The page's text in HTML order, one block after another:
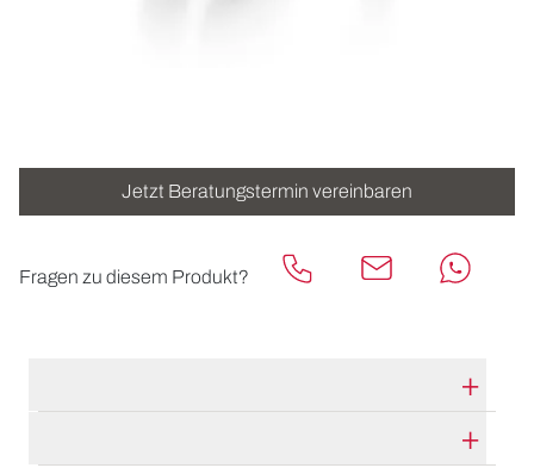
Jetzt Beratungstermin vereinbaren
Fragen zu diesem Produkt?
HERSTELLERBESCHREIBUNG